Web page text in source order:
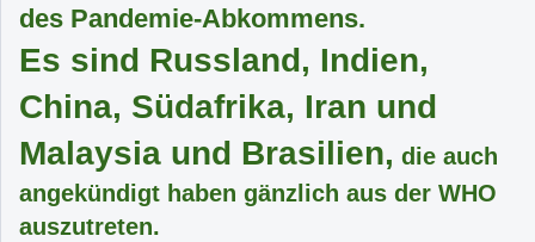
des Pandemie-Abkommens.
Es sind Russland, Indien,
China, Südafrika, Iran und
Malaysia und Brasilien, die auch
angekündigt haben gänzlich aus der WHO
auszutreten.